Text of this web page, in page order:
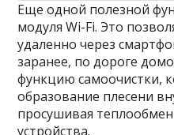
Еще одной полезной
модуля Wi-Fi. Это
удаленно через
заранее, по дороге
функцию самоочистки,
образование плесени
просушивая
устройства.